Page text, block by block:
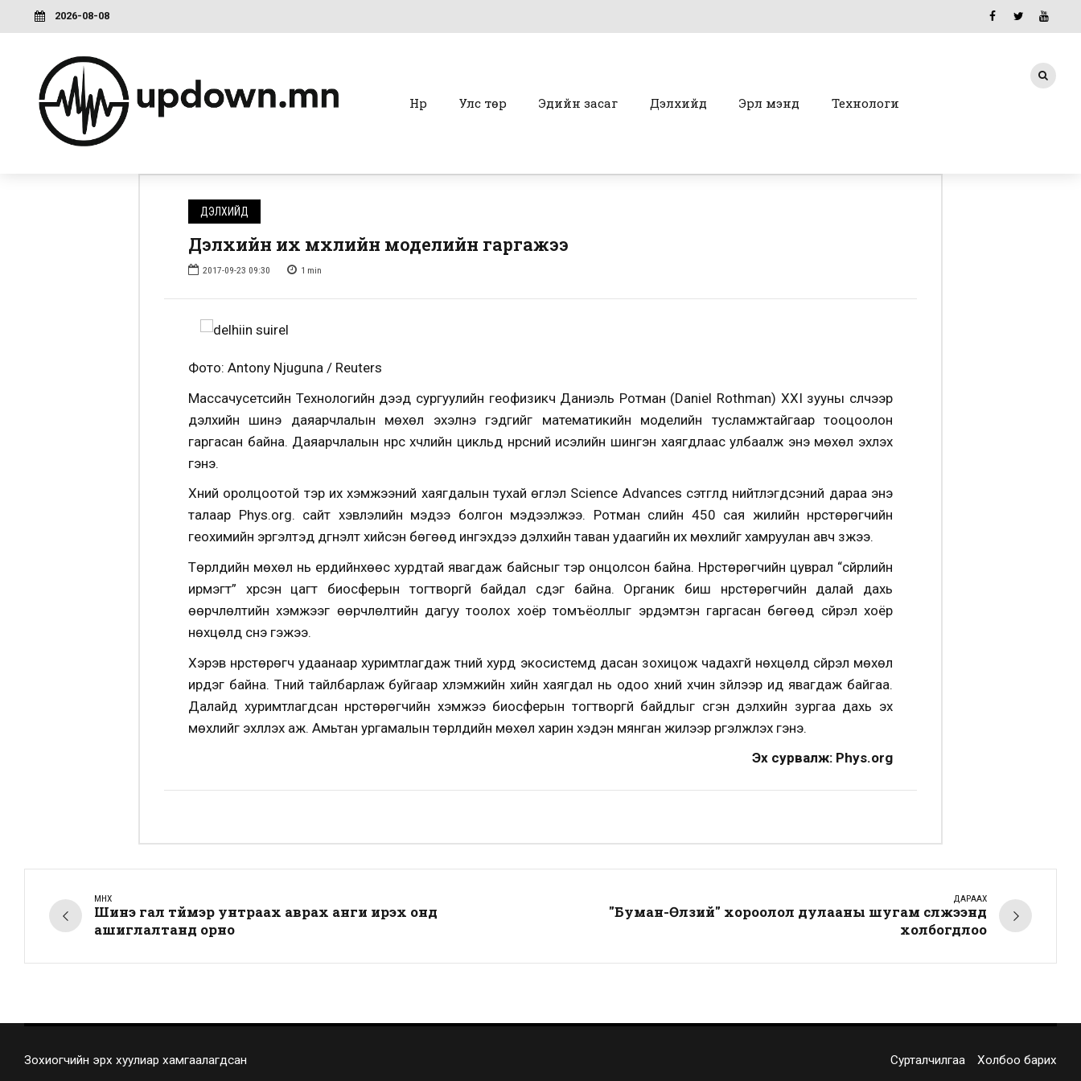
2026-08-08
Нүүр Улс төр Эдийн засаг Дэлхийд Эрүүл мэнд Технологи
ДЭЛХИЙД
Дэлхийн их мөхлийн моделийн гаргажээ
2017-09-23 09:30 1 min
Фото: Antony Njuguna / Reuters
Массачусетсийн Технологийн дээд сургуулийн геофизикч Даниэль Ротман (Daniel Rothman) XXI зууны сүүлчээр
дэлхийн шинэ даяарчлалын мөхөл эхэлнэ гэдгийг математикийн моделийн тусламжтайгаар тооцоолон
гаргасан байна. Даяарчлалын нүүрс хүчлийн цикльд нүүрсний исэлийн шингэн хаягдлаас улбаалж энэ мөхөл эхлэх
гэнэ.
Хүний оролцоотой тэр их хэмжээний хаягдалын тухай өгүүлэл Science Advances сэтгүүлд нийтлэгдсэний дараа энэ
талаар Phys.org. сайт хэвлэлийн мэдээ болгон мэдээлжээ. Ротман сүүлийн 450 сая жилийн нүүрстөрөгчийн
геохимийн эргэлтэд дүгнэлт хийсэн бөгөөд ингэхдээ дэлхийн таван удаагийн их мөхлийг хамруулан авч үзжээ.
Төрлүүдийн мөхөл нь ердийнхөөс хурдтай явагдаж байсныг тэр онцолсон байна. Нүүрстөрөгчийн цуврал “сүйрлийн
ирмэгт” хүрсэн цагт биосферын тогтворгүй байдал үүсдэг байна. Органик биш нүүрстөрөгчийн далай дахь
өөрчлөлтийн хэмжээг өөрчлөлтийн дагуу тоолох хоёр томъёоллыг эрдэмтэн гаргасан бөгөөд сүйрэл хоёр
нөхцөлд үүснэ гэжээ.
Хэрэв нүүрстөрөгч удаанаар хуримтлагдаж түүний хурд экосистемд дасан зохицож чадахгүй нөхцөлд сүйрэл мөхөл
ирдэг байна. Түүний тайлбарлаж буйгаар хүлэмжийн хийн хаягдал нь одоо хүний хүчин зүйлээр ид явагдаж байгаа.
Далайд хуримтлагдсан нүүрстөрөгчийн хэмжээ биосферын тогтворгүй байдлыг үүсгэн дэлхийн зургаа дахь эх
мөхлийг эхлүүлэх аж. Амьтан ургамалын төрлүүдийн мөхөл харин хэдэн мянган жилээр үргэлжлэх гэнэ.
Эх сурвалж: Phys.org
ӨМНӨХ
Шинэ гал түймэр унтраах аврах анги ирэх онд
ашиглалтанд орно
ДАРААХ
"Буман-Өлзий" хороолол дулааны шугам сүлжээнд
холбогдлоо
Зохиогчийн эрх хуулиар хамгаалагдсан Сурталчилгаа Холбоо барих